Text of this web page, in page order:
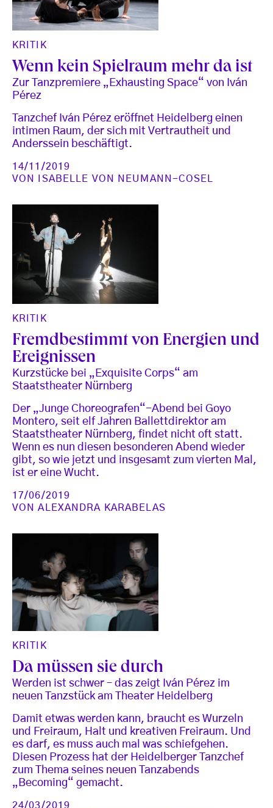
KRITIK
Wenn kein Spielraum mehr da ist
Zur Tanzpremiere „Exhausting Space“ von Iván
Pérez
Tanzchef Iván Pérez eröffnet Heidelberg einen
intimen Raum, der sich mit Vertrautheit und
Anderssein beschäftigt.
14/11/2019
VON
ISABELLE VON NEUMANN-COSEL
KRITIK
Fremdbestimmt von Energien und
Ereignissen
Kurzstücke bei „Exquisite Corps“ am
Staatstheater Nürnberg
Der „Junge Choreografen“-Abend bei Goyo
Montero, seit elf Jahren Ballettdirektor am
Staatstheater Nürnberg, findet nicht oft statt.
Wenn es nun diesen besonderen Abend wieder
gibt, so wie jetzt und insgesamt zum vierten Mal,
ist er eine Wucht.
17/06/2019
VONALEXANDRA KARABELAS
KRITIK
Da müssen sie durch
Werden ist schwer – das zeigt Iván Pérez im
neuen Tanzstück am Theater Heidelberg
Damit etwas werden kann, braucht es Wurzeln
und Freiraum, Halt und kreativen Freiraum. Und
es darf, es muss auch mal was schiefgehen.
Diesen Prozess hat der Heidelberger Tanzchef
zum Thema seines neuen Tanzabends
„Becoming“ gemacht.
24/03/2019